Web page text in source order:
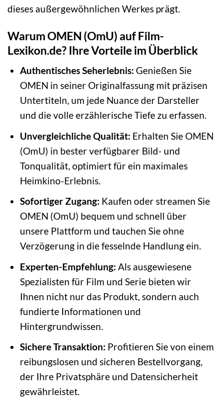
dieses außergewöhnlichen Werkes prägt.
Warum OMEN (OmU) auf Film-
Lexikon.de? Ihre Vorteile im Überblick
Authentisches Seherlebnis: Genießen Sie
OMEN in seiner Originalfassung mit präzisen
Untertiteln, um jede Nuance der Darsteller
und die volle erzählerische Tiefe zu erfassen.
Unvergleichliche Qualität: Erhalten Sie OMEN
(OmU) in bester verfügbarer Bild- und
Tonqualität, optimiert für ein maximales
Heimkino-Erlebnis.
Sofortiger Zugang: Kaufen oder streamen Sie
OMEN (OmU) bequem und schnell über
unsere Plattform und tauchen Sie ohne
Verzögerung in die fesselnde Handlung ein.
Experten-Empfehlung: Als ausgewiesene
Spezialisten für Film und Serie bieten wir
Ihnen nicht nur das Produkt, sondern auch
fundierte Informationen und
Hintergrundwissen.
Sichere Transaktion: Profitieren Sie von einem
reibungslosen und sicheren Bestellvorgang,
der Ihre Privatsphäre und Datensicherheit
gewährleistet.